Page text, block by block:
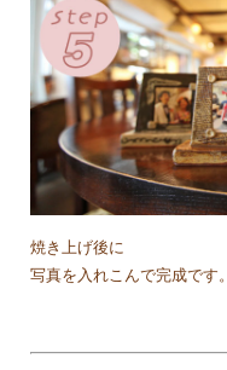
焼き上げ後に
写真を入れこんで完成です。